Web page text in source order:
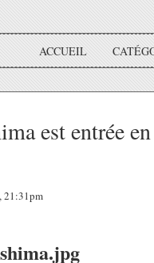
ACCUEIL
est entrée
21:31pm